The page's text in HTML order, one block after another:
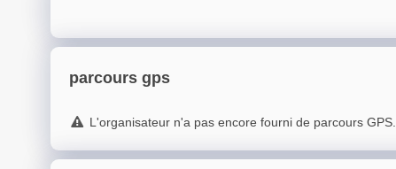
parcours gps
L'organisateur n'a pas encore fourni de parcours GPS.